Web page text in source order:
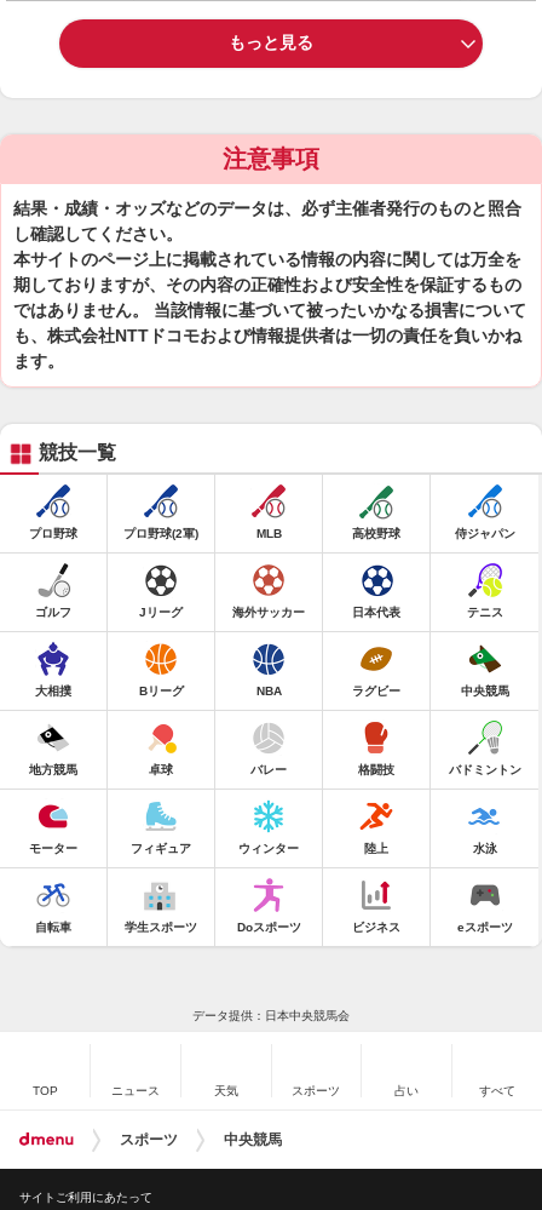
もっと見る
注意事項
結果・成績・オッズなどのデータは、必ず主催者発行のものと照合
し確認してください。
本サイトのページ上に掲載されている情報の内容に関しては万全を
期しておりますが、その内容の正確性および安全性を保証するもの
ではありません。 当該情報に基づいて被ったいかなる損害について
も、株式会社NTTドコモおよび情報提供者は一切の責任を負いかね
ます。
競技一覧
プロ野球 プロ野球(2軍) MLB 高校野球 侍ジャパン
ゴルフ Jリーグ 海外サッカー 日本代表 テニス
大相撲 Bリーグ NBA ラグビー 中央競馬
地方競馬 卓球 バレー 格闘技 バドミントン
モーター フィギュア ウィンター 陸上 水泳
自転車 学生スポーツ Doスポーツ ビジネス eスポーツ
データ提供：日本中央競馬会
TOP ニュース 天気 スポーツ 占い すべて
スポーツ 中央競馬
サイトご利用にあたって